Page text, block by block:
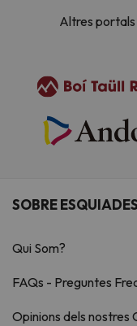
Altres portals
SOBRE
Qui Som?
FAQs - Preguntes
Opinions dels nostres